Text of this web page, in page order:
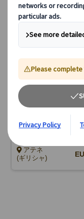
【プライベート】
クロポリス博物館を
光 （入場券、日本
付）
アテネ
(ギリシャ)